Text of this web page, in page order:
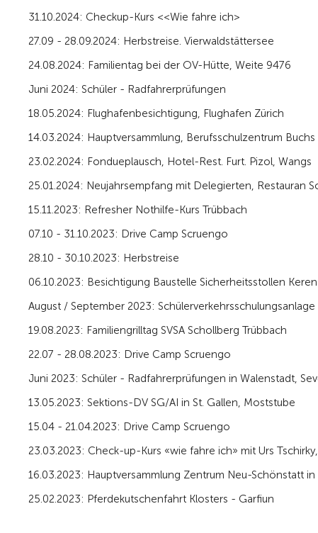
31.10.2024: Checkup-Kurs <<Wie fahre ich>
27.09 - 28.09.2024: Herbstreise. Vierwaldstättersee
24.08.2024: Familientag bei der OV-Hütte, Weite 9476
Juni 2024: Schüler - Radfahrerprüfungen
18.05.2024: Flughafenbesichtigung, Flughafen Zürich
14.03.2024: Hauptversammlung, Berufsschulzentrum Buchs
23.02.2024: Fondueplausch, Hotel-Rest. Furt. Pizol, Wangs
25.01.2024: Neujahrsempfang mit Delegierten, Restauran
15.11.2023: Refresher Nothilfe-Kurs Trübbach
07.10 - 31.10.2023: Drive Camp Scruengo
28.10 - 30.10.2023: Herbstreise
06.10.2023: Besichtigung Baustelle Sicherheitsstollen
August / September 2023:
19.08.2023: Familiengrilltag SVSA Schollberg Trübbach
22.07 - 28.08.2023: Drive Camp Scruengo
Juni 2023: Schüler - Radfahrerprüfungen in Walenstadt,
13.05.2023: Sektions-DV SG/AI in St. Gallen, Moststube
15.04 - 21.04.2023: Drive Camp Scruengo
23.03.2023: Check-up-Kurs «wie fahre ich» mit Urs
16.03.2023: Hauptversammlung Zentrum Neu-Schönstatt
25.02.2023: Pferdekutschenfahrt Klosters - Garfiun